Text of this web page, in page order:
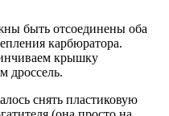
быть отсоединены оба
карбюратора.
крышку
дроссель.
снять пластиковую